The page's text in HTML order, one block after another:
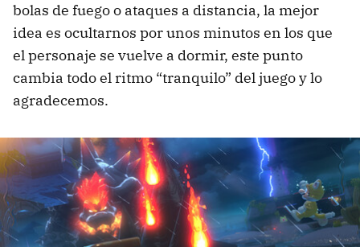
bolas de fuego o ataques a distancia, la mejor
idea es ocultarnos por unos minutos en los que
el personaje se vuelve a dormir, este punto
cambia todo el ritmo “tranquilo” del juego y lo
agradecemos.